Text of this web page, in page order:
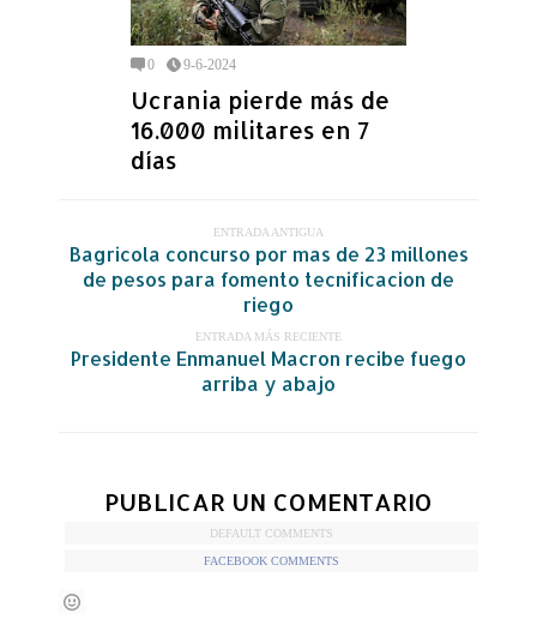
0 9-6-2024
Ucrania pierde más de
16.000 militares en 7
días
ENTRADA ANTIGUA
Bagricola concurso por mas de 23 millones
de pesos para fomento tecnificacion de
riego
ENTRADA MÁS RECIENTE
Presidente Enmanuel Macron recibe fuego
arriba y abajo
PUBLICAR UN COMENTARIO
DEFAULT COMMENTS
FACEBOOK COMMENTS